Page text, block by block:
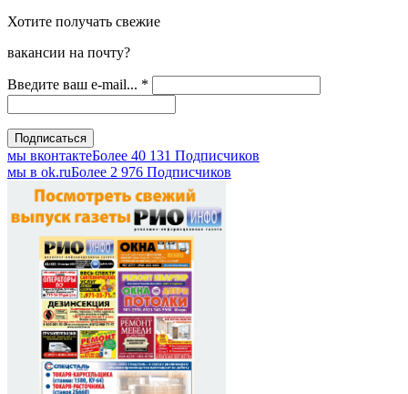
Хотите получать свежие
вакансии на почту?
Введите ваш e-mail... *
мы вконтактеБолее 40 131 Подписчиков
мы в оk.ruБолее 2 976 Подписчиков